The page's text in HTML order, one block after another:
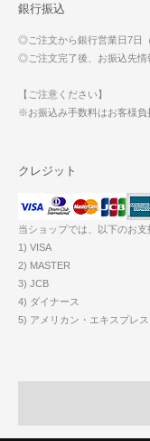
銀行振込
◎ご注文から銀行営業日7日
◎ご注文完了後、お振込先情
【ご注意ください】
※お振込み手数料はお客様負
クレジット
当ショップでは、以下のお支
1) VISA
2) MASTER
3) JCB
4) ダイナース
5) アメリカン・エキスプレス